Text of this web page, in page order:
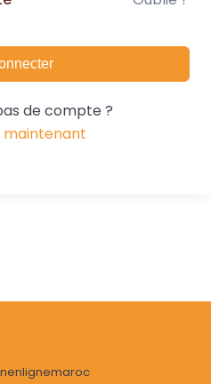
de compte ?
maintenant